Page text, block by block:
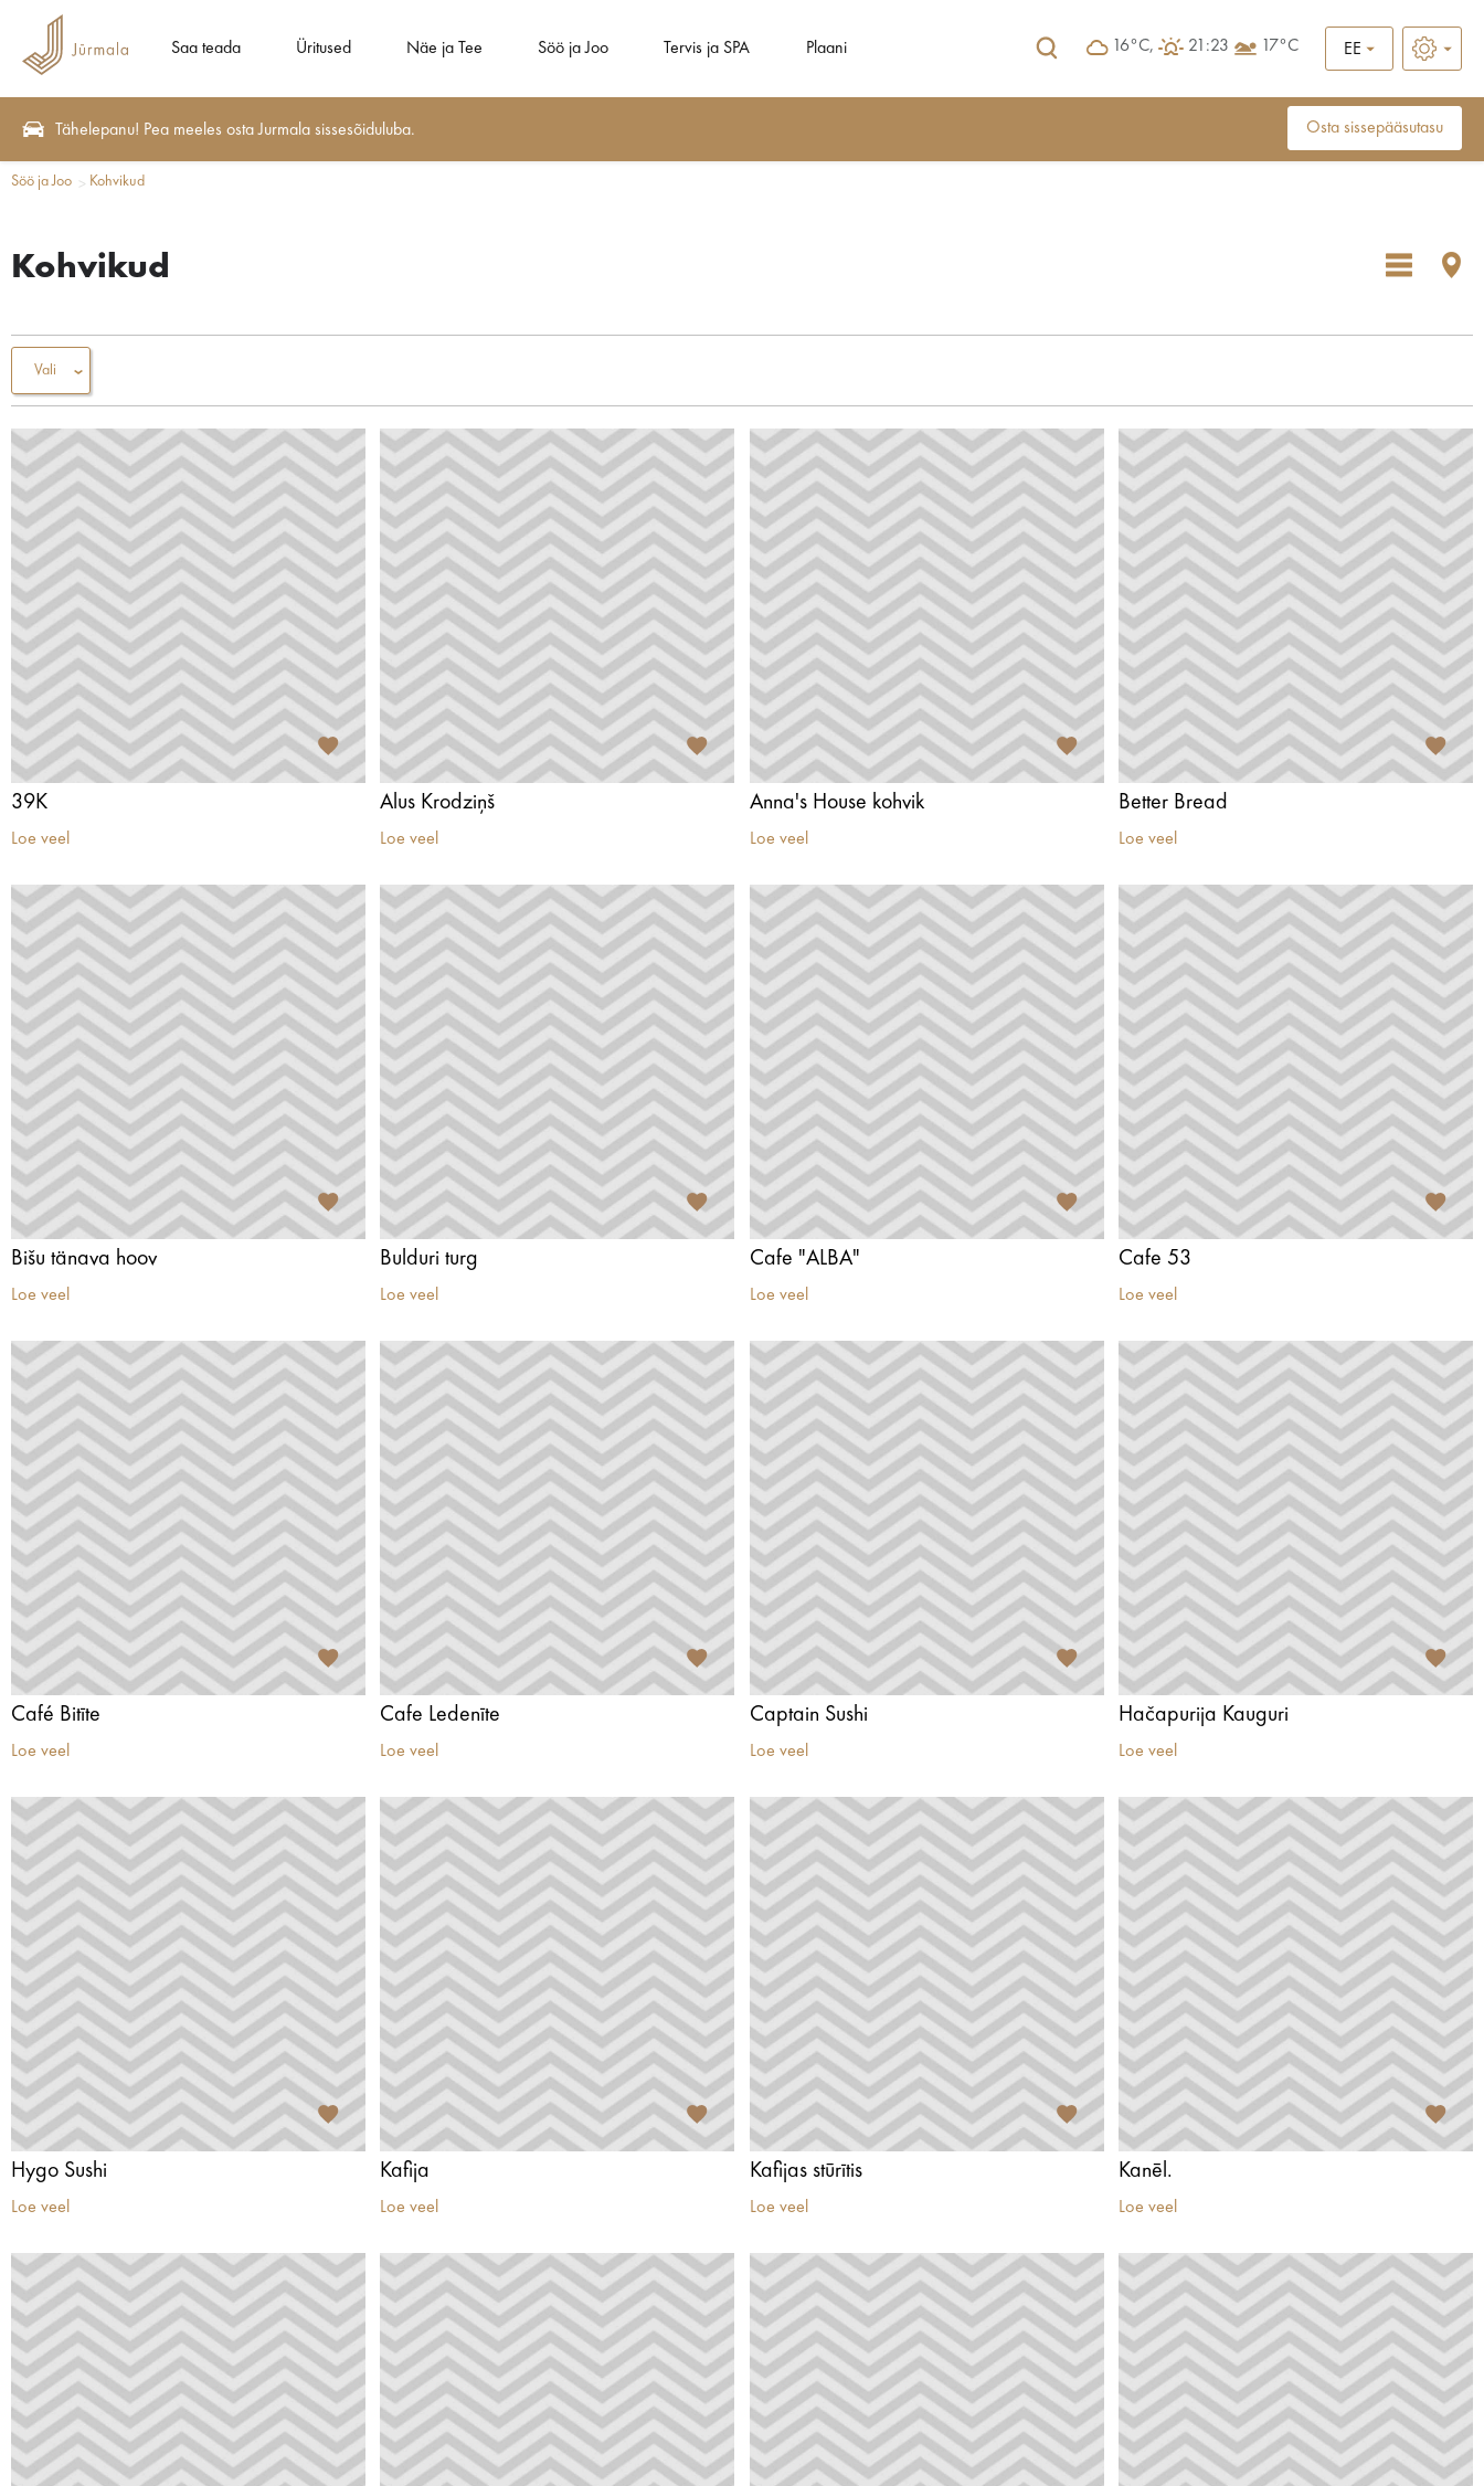
Saa teada Üritused Näe ja Tee Söö ja Joo Tervis ja SPA Plaani 16°C, 21:23 17°C EE
Tähelepanu! Pea meeles osta Jurmala sissesõiduluba. Osta sissepääsutasu
Söö ja Joo Kohvikud
Kohvikud
Vali
39K
Loe veel
Alus Krodziņš
Loe veel
Anna's House kohvik
Loe veel
Better Bread
Loe veel
Bišu tänava hoov
Loe veel
Bulduri turg
Loe veel
Cafe "ALBA"
Loe veel
Cafe 53
Loe veel
Café Bitīte
Loe veel
Cafe Ledenīte
Loe veel
Captain Sushi
Loe veel
Hačapurija Kauguri
Loe veel
Hygo Sushi
Loe veel
Kafija
Loe veel
Kafijas stūrītis
Loe veel
Kanēl.
Loe veel